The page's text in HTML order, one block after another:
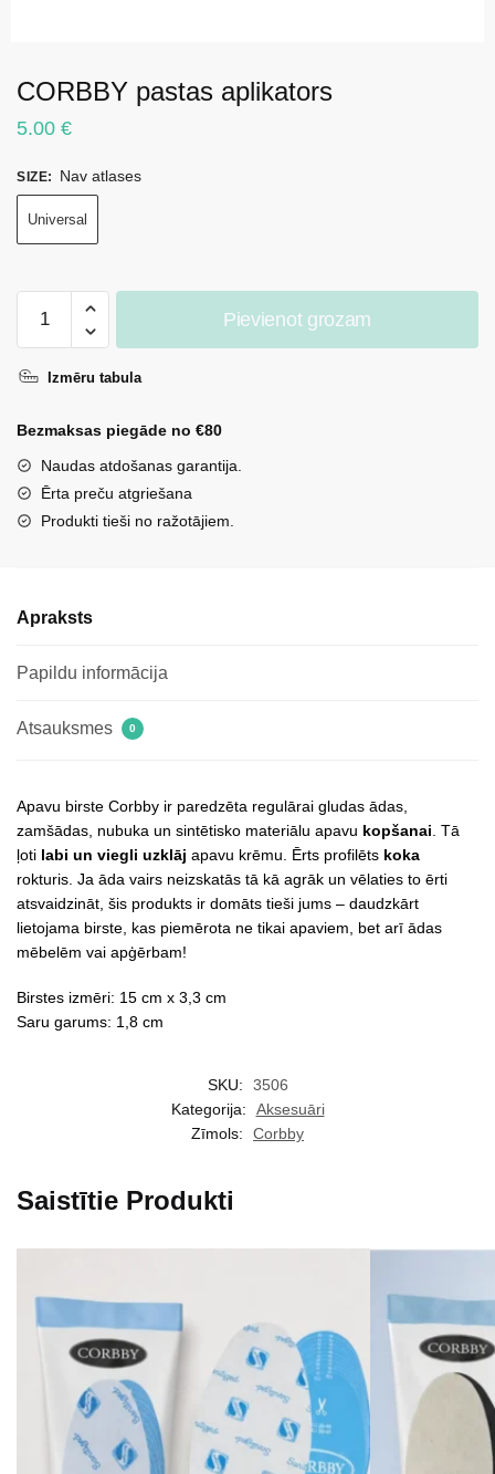
CORBBY pastas aplikators
5.00 €
SIZE: Nav atlases
Universal
pastas
daudzums
Pievienot grozam
Izmēru tabula
Bezmaksas piegāde no €80
Naudas atdošanas garantija.
Ērta preču atgriešana
Produkti tieši no ražotājiem.
Apraksts
Papildu informācija
Atsauksmes 0
Apavu birste Corbby ir paredzēta regulārai gludas ādas,
zamšādas, nubuka un sintētisko materiālu apavu kopšanai . Tā
ļoti labi un viegli uzklāj apavu krēmu. Ērts profilēts koka
rokturis. Ja āda vairs neizskatās tā kā agrāk un vēlaties to ērti
atsvaidzināt, šis produkts ir domāts tieši jums – daudzkārt
lietojama birste, kas piemērota ne tikai apaviem, bet arī ādas
mēbelēm vai apģērbam!
Birstes izmēri: 15 cm x 3,3 cm
Saru garums: 1,8 cm
SKU:
3506
Kategorija:
Aksesuāri
Zīmols:
Corbby
Saistītie Produkti